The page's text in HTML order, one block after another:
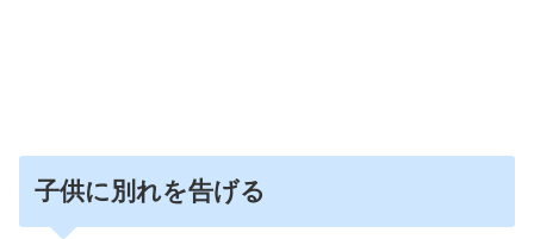
子供に別れを告げる